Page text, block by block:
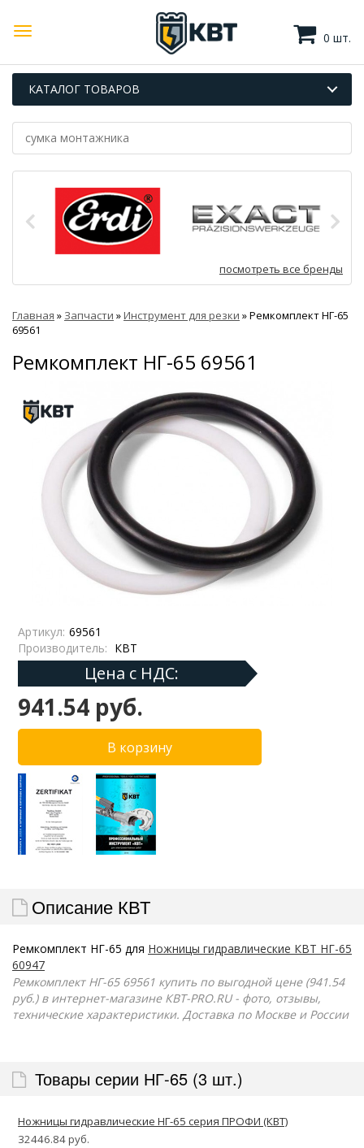
0 шт.
КАТАЛОГ ТОВАРОВ
посмотреть все бренды
Главная » Запчасти »Инструмент для резки »Ремкомплект НГ-65
69561
Ремкомплект НГ-65 69561
Артикул: 69561
Производитель: КВТ
Цена с НДС:
941.54 руб.
Описание КВТ
Ремкомплект НГ-65 для Ножницы гидравлические КВТ НГ-65
60947
Ремкомплект НГ-65 69561 купить по выгодной цене (941.54
руб.) в интернет-магазине КВТ-PRO.RU - фото, отзывы,
технические характеристики. Доставка по Москве и России
Товары серии НГ-65 (3 шт.)
Ножницы гидравлические НГ-65 серия ПРОФИ (КВТ)
32446.84 руб.